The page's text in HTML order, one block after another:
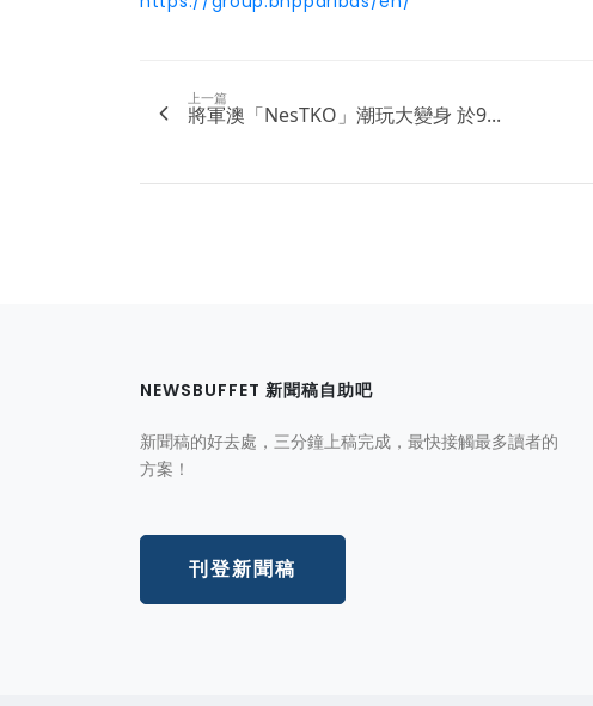
上一篇
將軍澳「NesTKO」潮玩大變身 於9...
NEWSBUFFET 新聞稿自助吧
新聞稿的好去處，三分鐘上稿完成，最快接觸最多讀者的
方案！
刊登新聞稿